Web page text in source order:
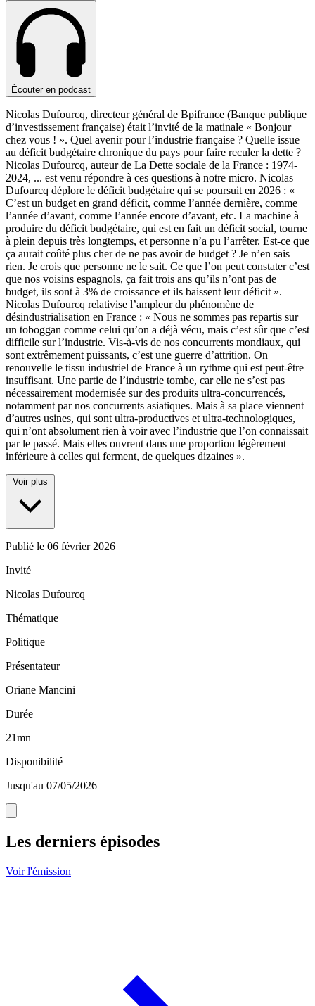
Écouter en podcast
Nicolas Dufourcq, directeur général de Bpifrance (Banque publique
d’investissement française) était l’invité de la matinale « Bonjour
chez vous ! ». Quel avenir pour l’industrie française ? Quelle issue
au déficit budgétaire chronique du pays pour faire reculer la dette ?
Nicolas Dufourcq, auteur de La Dette sociale de la France : 1974-
2024, ... est venu répondre à ces questions à notre micro. Nicolas
Dufourcq déplore le déficit budgétaire qui se poursuit en 2026 : «
C’est un budget en grand déficit, comme l’année dernière, comme
l’année d’avant, comme l’année encore d’avant, etc. La machine à
produire du déficit budgétaire, qui est en fait un déficit social, tourne
à plein depuis très longtemps, et personne n’a pu l’arrêter. Est-ce que
ça aurait coûté plus cher de ne pas avoir de budget ? Je n’en sais
rien. Je crois que personne ne le sait. Ce que l’on peut constater c’est
que nos voisins espagnols, ça fait trois ans qu’ils n’ont pas de
budget, ils sont à 3% de croissance et ils baissent leur déficit ».
Nicolas Dufourcq relativise l’ampleur du phénomène de
désindustrialisation en France : « Nous ne sommes pas repartis sur
un toboggan comme celui qu’on a déjà vécu, mais c’est sûr que c’est
difficile sur l’industrie. Vis-à-vis de nos concurrents mondiaux, qui
sont extrêmement puissants, c’est une guerre d’attrition. On
renouvelle le tissu industriel de France à un rythme qui est peut-être
insuffisant. Une partie de l’industrie tombe, car elle ne s’est pas
nécessairement modernisée sur des produits ultra-concurrencés,
notamment par nos concurrents asiatiques. Mais à sa place viennent
d’autres usines, qui sont ultra-productives et ultra-technologiques,
qui n’ont absolument rien à voir avec l’industrie que l’on connaissait
par le passé. Mais elles ouvrent dans une proportion légèrement
inférieure à celles qui ferment, de quelques dizaines ».
Voir plus
Publié le 06 février 2026
Invité
Nicolas Dufourcq
Thématique
Politique
Présentateur
Oriane Mancini
Durée
21mn
Disponibilité
Jusqu'au 07/05/2026
Les derniers épisodes
Voir l'émission